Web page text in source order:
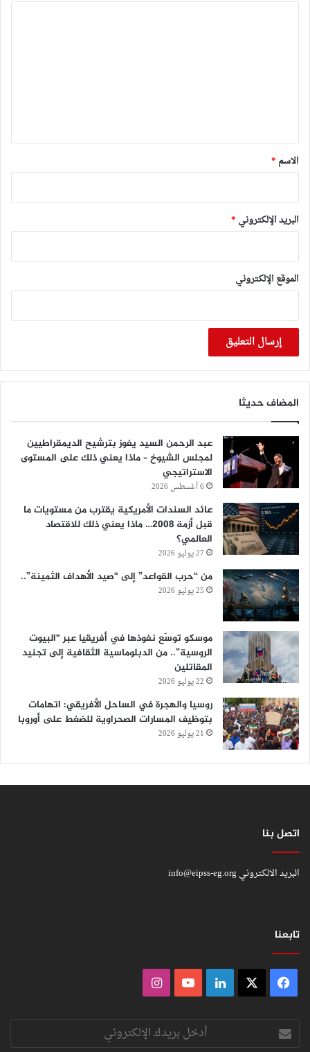
*
الاسم *
البريد الإلكتروني *
الموقع الإلكتروني
المضاف حديثا
عبد الرحمن السيد يفوز بترشيح الديمقراطيين
لمجلس الشيوخ – ماذا يعني ذلك على المستوى
الاستراتيجي
6 أغسطس 2026
عائد السندات الأمريكية يقترب من مستويات ما
قبل أزمة 2008… ماذا يعني ذلك للاقتصاد
العالمي؟
27 يوليو 2026
من “حرب القواعد” إلى “صيد الأهداف الثمينة”..
25 يوليو 2026
موسكو توسّع نفوذها في أفريقيا عبر “البيوت
الروسية”.. من الدبلوماسية الثقافية إلى تجنيد
المقاتلين
22 يوليو 2026
روسيا والهجرة في الساحل الأفريقي: اتهامات
بتوظيف المسارات الصحراوية للضغط على أوروبا
21 يوليو 2026
اتصل بنا
البريد الالكترونيinfo@eipss-eg.org
تابعنا
فيسبوك لينكدإن‫YouTubeانستقرام
أدخل
بريدك